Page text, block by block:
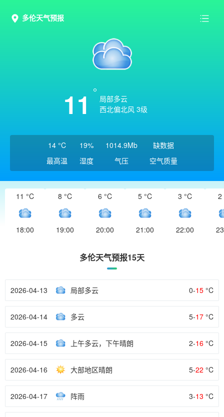
多伦天气预报
11
局部多云
西北偏北风 3级
14 °C
最高温
19%
湿度
1014.9Mb
气压
缺数据
空气质量
11 °C
18:00
8 °C
19:00
6 °C
20:00
5 °C
21:00
3 °C
22:00
2
多伦天气预报15天
2026-04-13 局部多云 0-15 °C
2026-04-14 多云 5-17 °C
2026-04-15 上午多云，下午晴朗 2-16 °C
2026-04-16 大部地区晴朗 5-22 °C
2026-04-17 阵雨 3-13 °C